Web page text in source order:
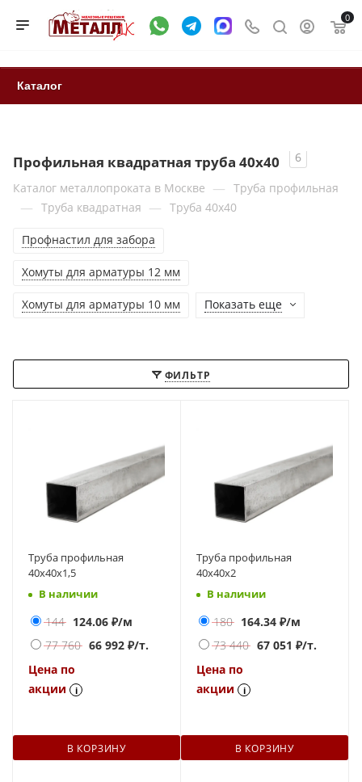
0
Каталог
Профильная квадратная труба 40x40
6
Каталог металлопроката в Москве — Труба профильная
— Труба квадратная — Труба 40x40
Профнастил для забора
Хомуты для арматуры 12 мм
Хомуты для арматуры 10 мм Показать еще
ФИЛЬТР
Труба профильная
40х40х1,5
В наличии
144 124.06 ₽/м
77 760 66 992 ₽/т.
Цена по
акции
i
В КОРЗИНУ
Труба профильная
40х40х2
В наличии
180 164.34 ₽/м
73 440 67 051 ₽/т.
Цена по
акции
i
В КОРЗИНУ